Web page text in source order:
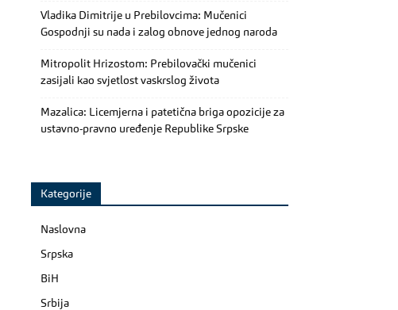
Vladika Dimitrije u Prebilovcima: Mučenici
Gospodnji su nada i zalog obnove jednog naroda
Mitropolit Hrizostom: Prebilovački mučenici
zasijali kao svjetlost vaskrslog života
Mazalica: Licemjerna i patetična briga opozicije za
ustavno-pravno uređenje Republike Srpske
Kategorije
Naslovna
Srpska
BiH
Srbija